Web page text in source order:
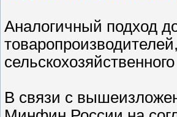
Аналогичный подход
В связи с